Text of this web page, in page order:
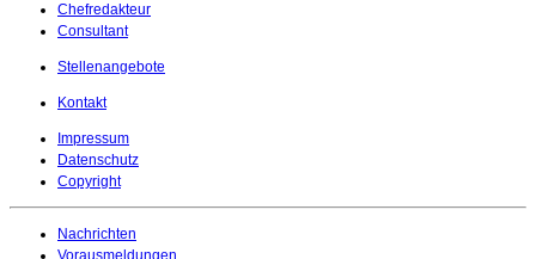
Chefredakteur
Consultant
Stellenangebote
Kontakt
Impressum
Datenschutz
Copyright
Nachrichten